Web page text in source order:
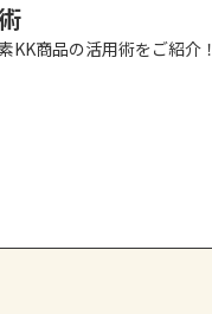
KK商品の活用術をご紹介！